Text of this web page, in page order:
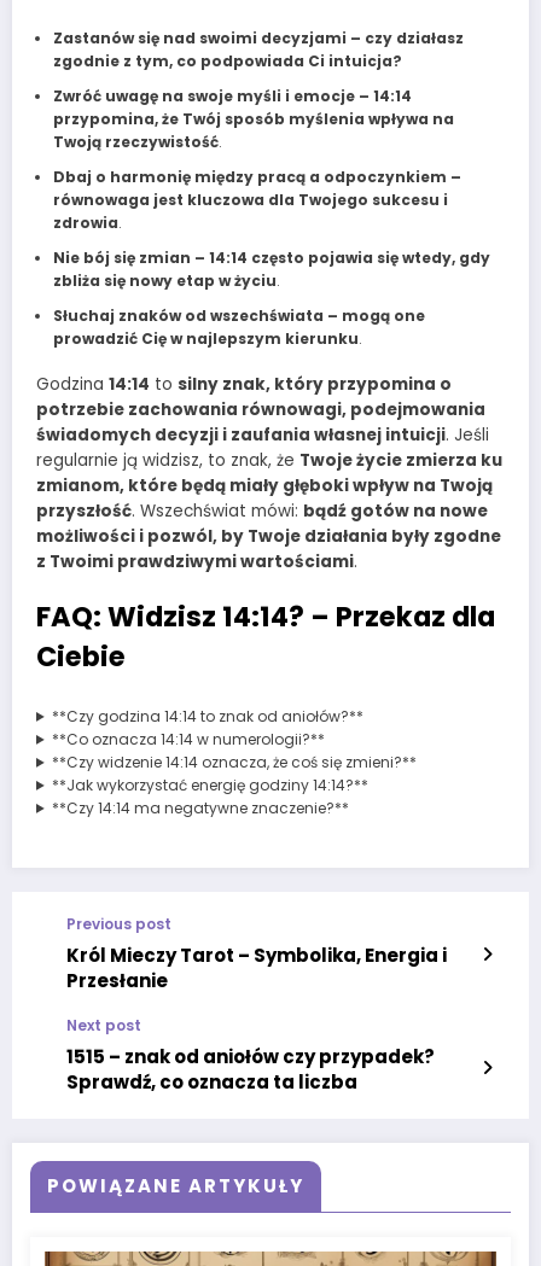
Zastanów się nad swoimi decyzjami – czy działasz
zgodnie z tym, co podpowiada Ci intuicja?
Zwróć uwagę na swoje myśli i emocje – 14:14
przypomina, że Twój sposób myślenia wpływa na
Twoją rzeczywistość.
Dbaj o harmonię między pracą a odpoczynkiem –
równowaga jest kluczowa dla Twojego sukcesu i
zdrowia.
Nie bój się zmian – 14:14 często pojawia się wtedy, gdy
zbliża się nowy etap w życiu.
Słuchaj znaków od wszechświata – mogą one
prowadzić Cię w najlepszym kierunku.
Godzina 14:14 to silny znak, który przypomina o
potrzebie zachowania równowagi, podejmowania
świadomych decyzji i zaufania własnej intuicji. Jeśli
regularnie ją widzisz, to znak, że Twoje życie zmierza ku
zmianom, które będą miały głęboki wpływ na Twoją
przyszłość. Wszechświat mówi: bądź gotów na nowe
możliwości i pozwól, by Twoje działania były zgodne
z Twoimi prawdziwymi wartościami.
FAQ: Widzisz 14:14? – Przekaz dla
Ciebie
**Czy godzina 14:14 to znak od aniołów?**
**Co oznacza 14:14 w numerologii?**
**Czy widzenie 14:14 oznacza, że coś się zmieni?**
**Jak wykorzystać energię godziny 14:14?**
**Czy 14:14 ma negatywne znaczenie?**
Previous post
Król Mieczy Tarot – Symbolika, Energia i
Przesłanie
Next post
1515 – znak od aniołów czy przypadek?
Sprawdź, co oznacza ta liczba
POWIĄZANE ARTYKUŁY